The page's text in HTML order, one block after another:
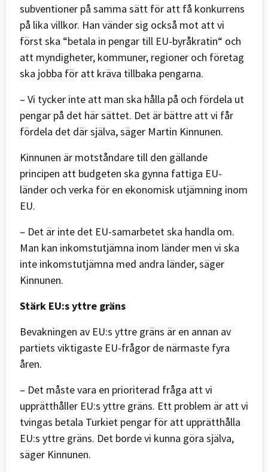
subventioner på samma sätt för att få konkurrens
på lika villkor. Han vänder sig också mot att vi
först ska “betala in pengar till EU-byråkratin“ och
att myndigheter, kommuner, regioner och företag
ska jobba för att kräva tillbaka pengarna.
– Vi tycker inte att man ska hålla på och fördela ut
pengar på det här sättet. Det är bättre att vi får
fördela det där själva, säger Martin Kinnunen.
Kinnunen är motståndare till den gällande
principen att budgeten ska gynna fattiga EU-
länder och verka för en ekonomisk utjämning inom
EU.
– Det är inte det EU-samarbetet ska handla om.
Man kan inkomstutjämna inom länder men vi ska
inte inkomstutjämna med andra länder, säger
Kinnunen.
Stärk EU:s yttre gräns
Bevakningen av EU:s yttre gräns är en annan av
partiets viktigaste EU-frågor de närmaste fyra
åren.
– Det måste vara en prioriterad fråga att vi
upprätthåller EU:s yttre gräns. Ett problem är att vi
tvingas betala Turkiet pengar för att upprätthålla
EU:s yttre gräns. Det borde vi kunna göra själva,
säger Kinnunen.